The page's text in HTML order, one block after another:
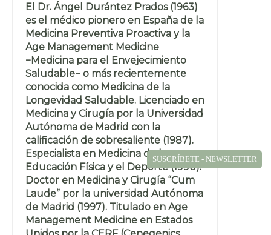
El Dr. Ángel Durántez Prados (1963)
es el médico pionero en España de la
Medicina Preventiva Proactiva y la
Age Management Medicine
−Medicina para el Envejecimiento
Saludable− o más recientemente
conocida como Medicina de la
Longevidad Saludable. Licenciado en
Medicina y Cirugía por la Universidad
Autónoma de Madrid con la
calificación de sobresaliente (1987).
Especialista en Medicina de la
Educación Física y el Deporte (1990).
Doctor en Medicina y Cirugía “Cum
Laude” por la universidad Autónoma
de Madrid (1997). Titulado en Age
Management Medicine en Estados
SUSCRÍBETE - NEWSLETTER